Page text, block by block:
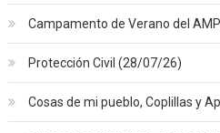
Campamento de Verano del
Protección Civil (28/07/26)
Cosas de mi pueblo, Coplillas y